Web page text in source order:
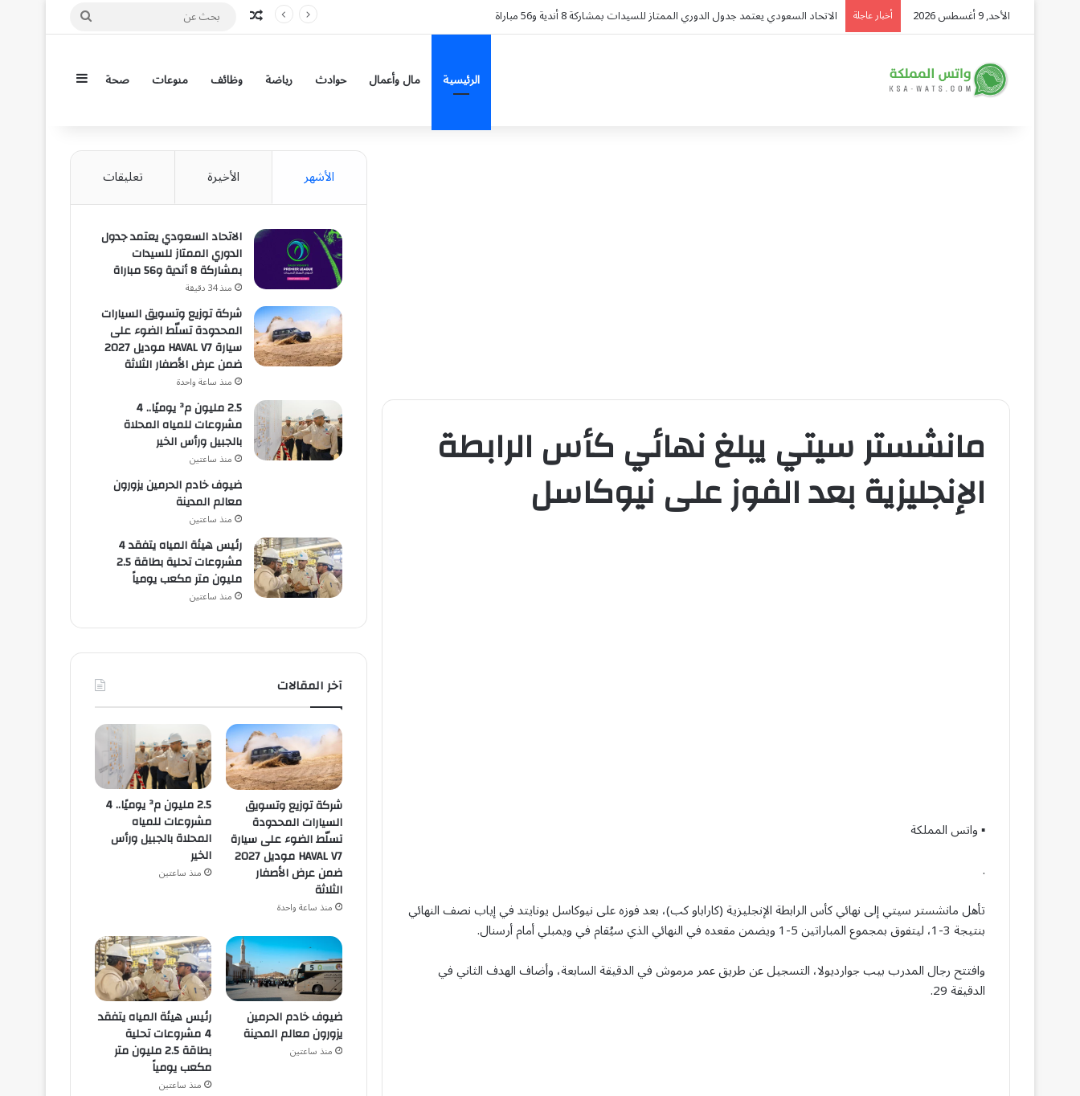
الأحد, 9 أغسطس 2026 أخبار عاجلة شركة توزيع وتسويق السيارات المحدودة تسلّط الضوء على سيارة HAVAL V7 موديل 2027 ضمن عرض الأصفار الثلاثة مقال عشوائي
بحث
الرئيسية مال وأعمال حوادث رياضة وظائف منوعات صحة إضافة عمود
مانشستر سيتي يبلغ نهائي كأس الرابطة
الإنجليزية بعد الفوز على نيوكاسل
▪︎ واتس المملكة
.
تأهل مانشستر سيتي إلى نهائي كأس الرابطة الإنجليزية (كاراباو كب)، بعد فوزه على نيوكاسل يونايتد في إياب نصف النهائي
بنتيجة 3-1، ليتفوق بمجموع المباراتين 5-1 ويضمن مقعده في النهائي الذي سيُقام في ويمبلي أمام أرسنال.
وافتتح رجال المدرب بيب جوارديولا، التسجيل عن طريق عمر مرموش في الدقيقة السابعة، وأضاف الهدف الثاني في
الدقيقة 29.
الأشهر الأخيرة تعليقات
الاتحاد السعودي يعتمد جدول
الدوري الممتاز للسيدات
بمشاركة 8 أندية و56 مباراة
منذ 34 دقيقة
شركة توزيع وتسويق السيارات
المحدودة تسلّط الضوء على
سيارة HAVAL V7 موديل 2027
ضمن عرض الأصفار الثلاثة
منذ ساعة واحدة
2.5 مليون م³ يوميًا.. 4
مشروعات للمياه المحلاة
بالجبيل ورأس الخير
منذ ساعتين
ضيوف خادم الحرمين يزورون
معالم المدينة
منذ ساعتين
رئيس هيئة المياه يتفقد 4
مشروعات تحلية بطاقة 2.5
مليون متر مكعب يومياً
منذ ساعتين
آخر المقالات
شركة توزيع وتسويق
السيارات المحدودة
تسلّط الضوء على سيارة
HAVAL V7 موديل 2027
ضمن عرض الأصفار
الثلاثة
منذ ساعة واحدة
2.5 مليون م³ يوميًا.. 4
مشروعات للمياه
المحلاة بالجبيل ورأس
الخير
منذ ساعتين
ضيوف خادم الحرمين
يزورون معالم المدينة
منذ ساعتين
رئيس هيئة المياه يتفقد
4 مشروعات تحلية
بطاقة 2.5 مليون متر
مكعب يومياً
منذ ساعتين